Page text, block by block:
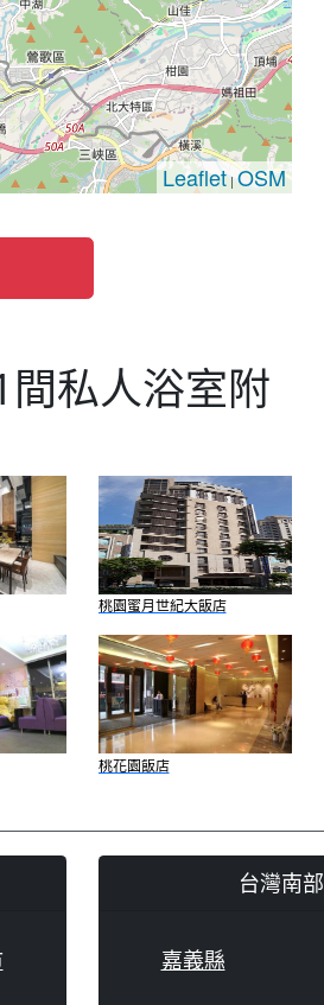
Leaflet| OSM
私人浴室附
桃園蜜月世紀大飯店
桃花園飯店
台灣南部
嘉義縣